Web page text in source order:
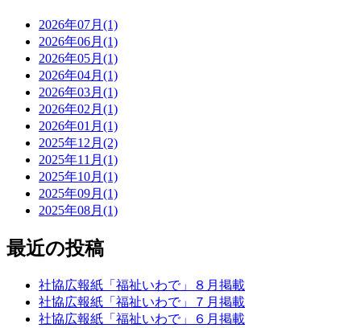
2026年07月(1)
2026年06月(1)
2026年05月(1)
2026年04月(1)
2026年03月(1)
2026年02月(1)
2026年01月(1)
2025年12月(2)
2025年11月(1)
2025年10月(1)
2025年09月(1)
2025年08月(1)
最近の投稿
社協広報紙「福祉いわで」８月掲載
社協広報紙「福祉いわで」７月掲載
社協広報紙「福祉いわで」６月掲載